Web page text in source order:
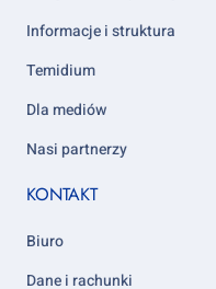
Informacje i struktura
Temidium
Dla mediów
Nasi partnerzy
KONTAKT
Biuro
Dane i rachunki